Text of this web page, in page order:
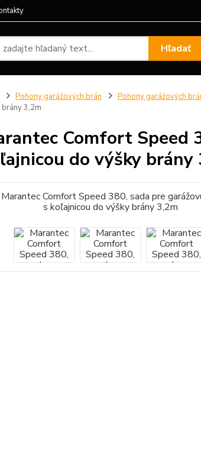
Hľadať
Pohony garážových brán Pohony garážových
3,2m
Comfort Speed
do výšky brány